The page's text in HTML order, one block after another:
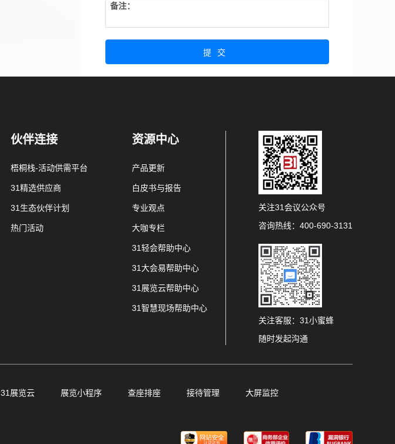
备注：
提交
伙伴连接
梧桐栈-活动供需平台
31精选供应商
31生态伙伴计划
热门活动
资源中心
产品更新
白皮书与报告
专业观点
大咖专栏
31轻会帮助中心
31大会易帮助中心
31展览云帮助中心
31智慧现场帮助中心
关注31会议公众号
咨询热线：400-690-3131
关注客服：31小蜜蜂
随时发起沟通
31展览云 展览小程序 查座排座 接待管理 大屏监控